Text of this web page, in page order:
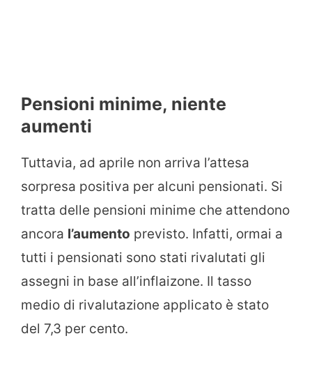
Pensioni minime, niente
aumenti
Tuttavia, ad aprile non arriva l’attesa
sorpresa positiva per alcuni pensionati. Si
tratta delle pensioni minime che attendono
ancora l’aumento previsto. Infatti, ormai a
tutti i pensionati sono stati rivalutati gli
assegni in base all’inflaizone. Il tasso
medio di rivalutazione applicato è stato
del 7,3 per cento.